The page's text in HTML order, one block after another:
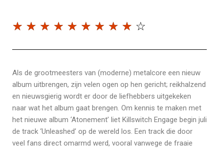
☆ ☆ ☆ ☆ ☆ ☆ ☆ ☆ ☆ ☆
Als de grootmeesters van (moderne) metalcore een nieuw
album uitbrengen, zijn velen ogen op hen gericht; reikhalzend
en nieuwsgierig wordt er door de liefhebbers uitgekeken
naar wat het album gaat brengen. Om kennis te maken met
het nieuwe album ‘Atonement’ liet Killswitch Engage begin juli
de track ‘Unleashed’ op de wereld los. Een track die door
veel fans direct omarmd werd, vooral vanwege de fraaie